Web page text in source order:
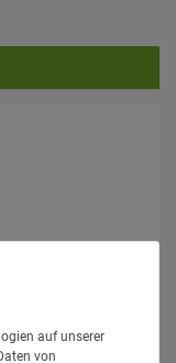
auf unserer
von